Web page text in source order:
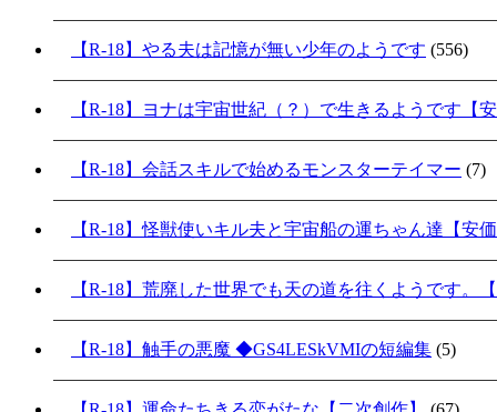
【R-18】やる夫は記憶が無い少年のようです (556)
【R-18】ヨナは宇宙世紀（？）で生きるようです【
【R-18】会話スキルで始めるモンスターテイマー (7)
【R-18】怪獣使いキル夫と宇宙船の運ちゃん達【安
【R-18】荒廃した世界でも天の道を往くようです。
【R-18】触手の悪魔 ◆GS4LESkVMIの短編集 (5)